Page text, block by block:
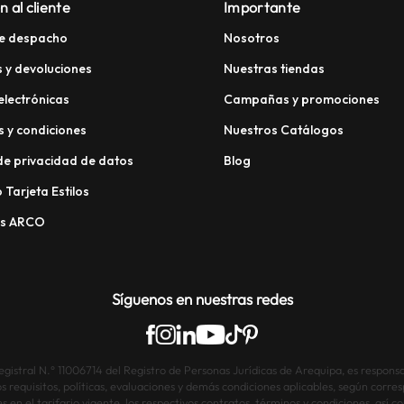
al cliente
despacho
y devoluciones
y condiciones
privacidad de datos
Estilos
ARCO
Importante
Nosotros
Nuestras tiendas
Campañas y promociones
Nuestros Catálogos
Blog
Síguenos en nuestras redes
N.° 11006714 del Registro de Personas Jurídicas de Arequipa, es
políticas, evaluaciones y demás condiciones aplicables, según